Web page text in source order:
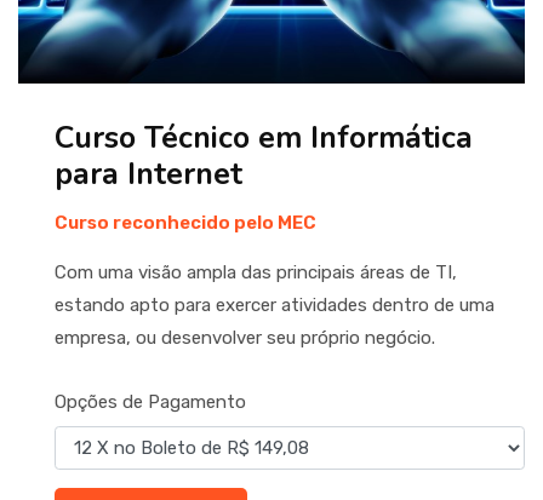
Curso Técnico em Informática
para Internet
Curso reconhecido pelo MEC
Com uma visão ampla das principais áreas de TI,
estando apto para exercer atividades dentro de uma
empresa, ou desenvolver seu próprio negócio.
Opções de Pagamento